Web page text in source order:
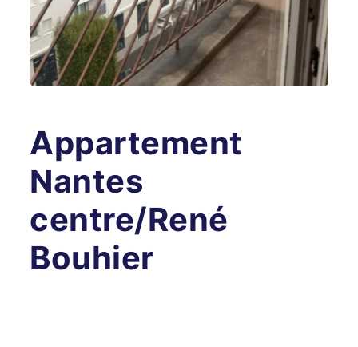
Appartement
Nantes
centre/René
Bouhier